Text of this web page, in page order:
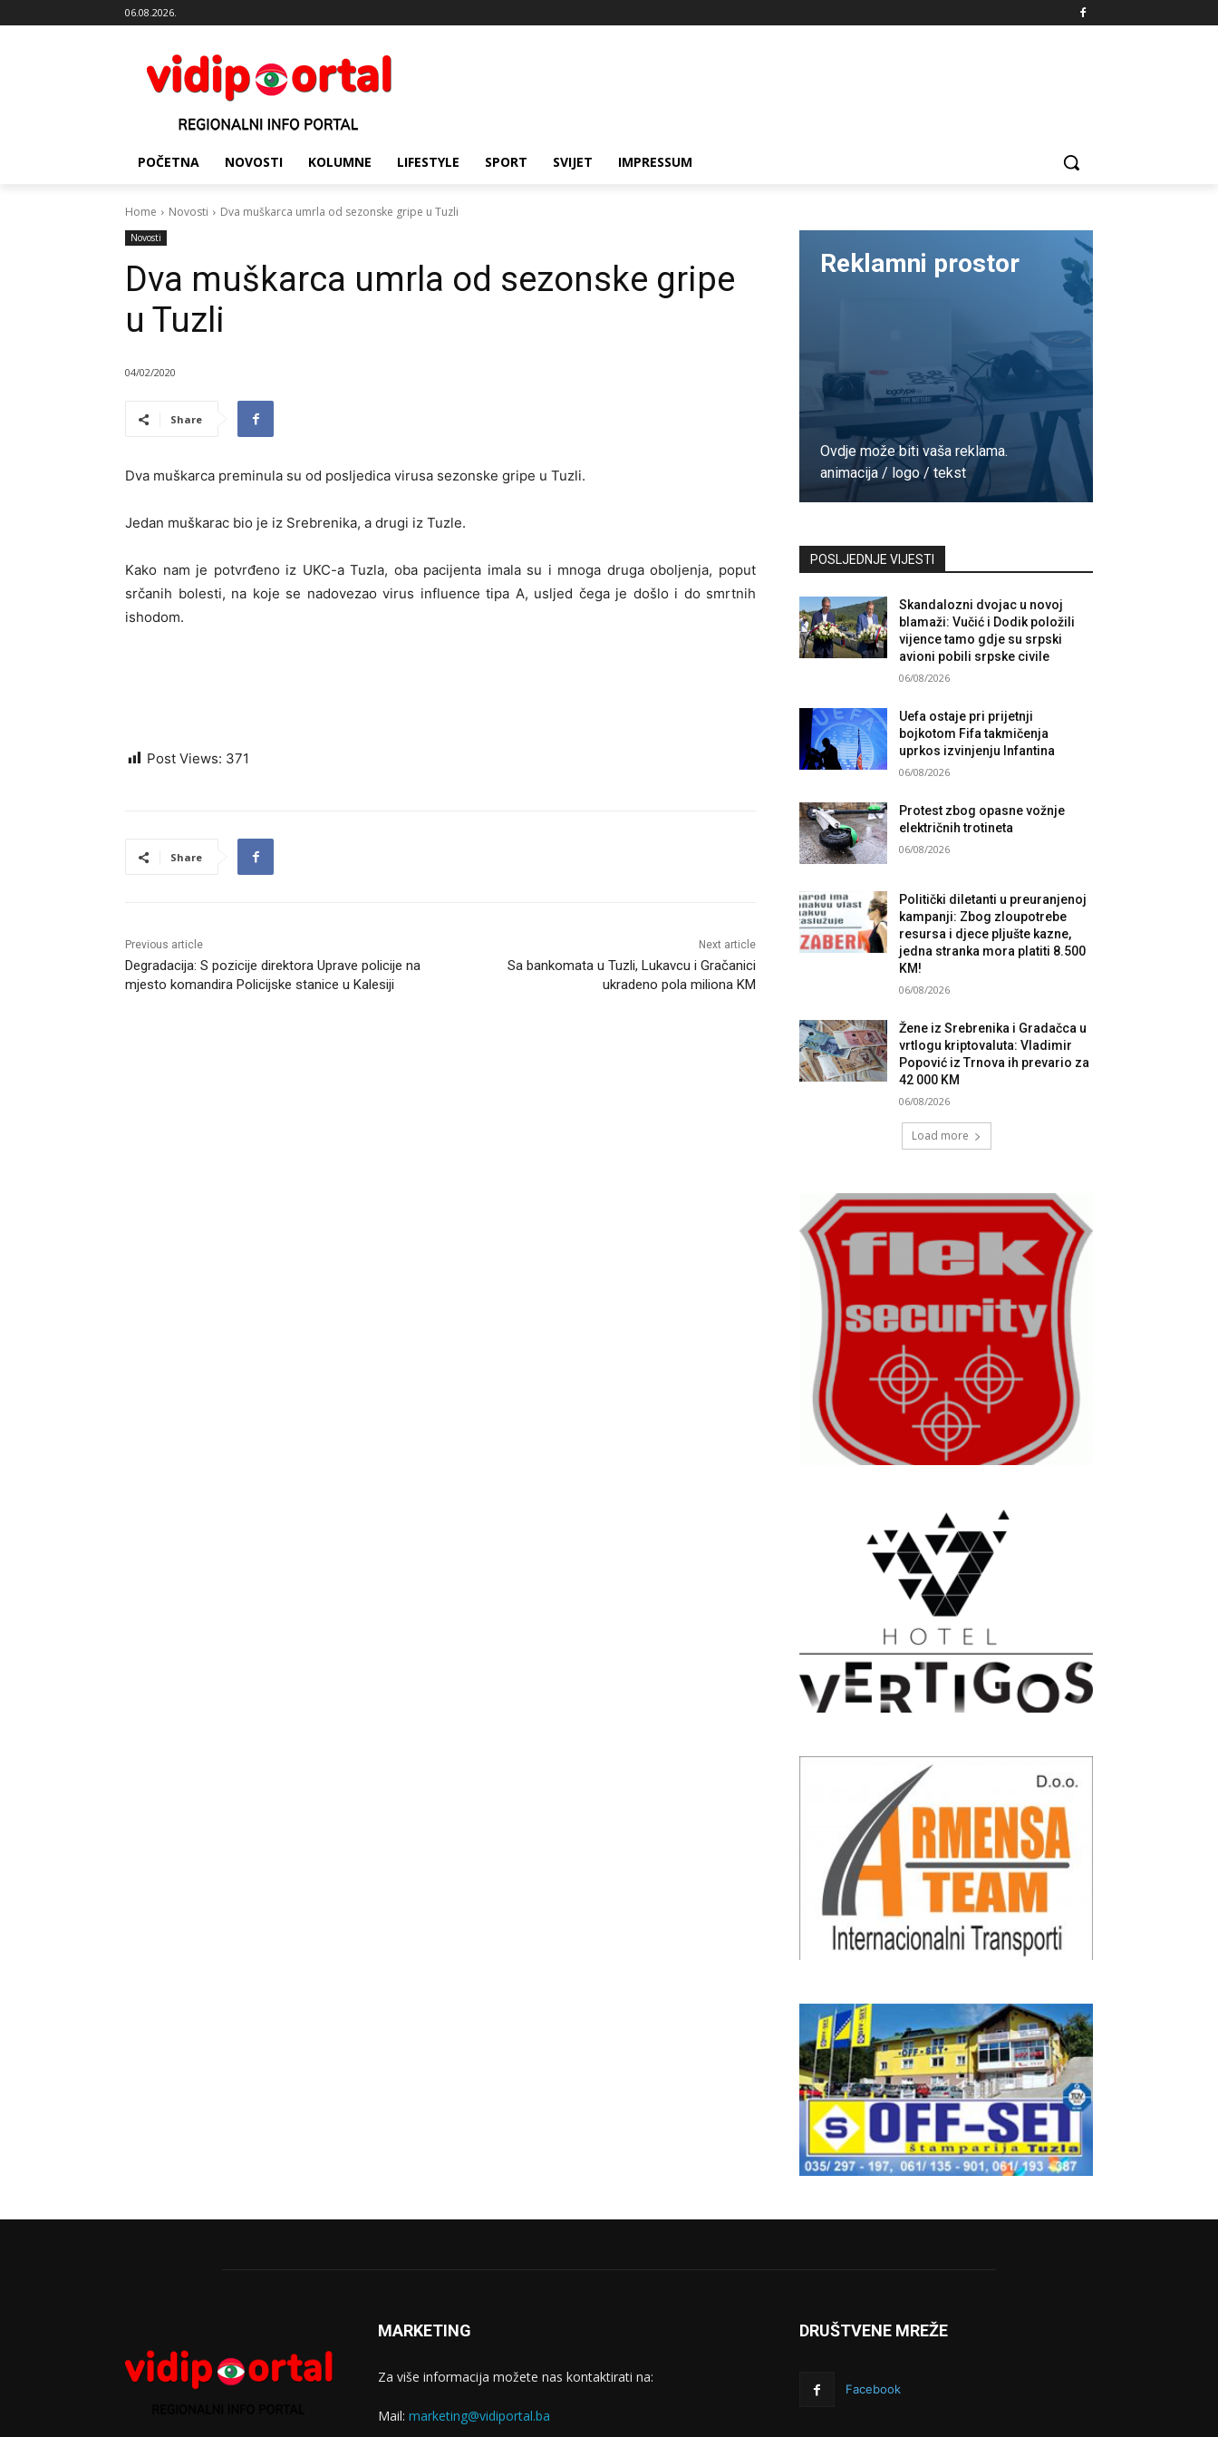
06.08.2026.
POČETNA NOVOSTI KOLUMNE LIFESTYLE SPORT SVIJET IMPRESSUM
Home Novosti Dva muškarca umrla od sezonske gripe u Tuzli
Novosti
Dva muškarca umrla od sezonske gripe
u Tuzli
04/02/2020
Share
Dva muškarca preminula su od posljedica virusa sezonske gripe u Tuzli.
Jedan muškarac bio je iz Srebrenika, a drugi iz Tuzle.
Kako nam je potvrđeno iz UKC-a Tuzla, oba pacijenta imala su i mnoga druga oboljenja, poput
srčanih bolesti, na koje se nadovezao virus influence tipa A, usljed čega je došlo i do smrtnih
ishodom.
Post Views: 371
Share
Previous article
Degradacija: S pozicije direktora Uprave policije na
mjesto komandira Policijske stanice u Kalesiji
Next article
Sa bankomata u Tuzli, Lukavcu i Gračanici
ukradeno pola miliona KM
Reklamni prostor
Ovdje može biti vaša reklama.
animacija / logo / tekst
POSLJEDNJE VIJESTI
Skandalozni dvojac u novoj
blamaži: Vučić i Dodik položili
vijence tamo gdje su srpski
avioni pobili srpske civile
06/08/2026
Uefa ostaje pri prijetnji
bojkotom Fifa takmičenja
uprkos izvinjenju Infantina
06/08/2026
Protest zbog opasne vožnje
električnih trotineta
06/08/2026
Politički diletanti u preuranjenoj
kampanji: Zbog zloupotrebe
resursa i djece pljušte kazne,
jedna stranka mora platiti 8.500
KM!
06/08/2026
Žene iz Srebrenika i Gradačca u
vrtlogu kriptovaluta: Vladimir
Popović iz Trnova ih prevario za
42 000 KM
06/08/2026
Load more
MARKETING
Za više informacija možete nas kontaktirati na:
Mail: marketing@vidiportal.ba
DRUŠTVENE MREŽE
Facebook